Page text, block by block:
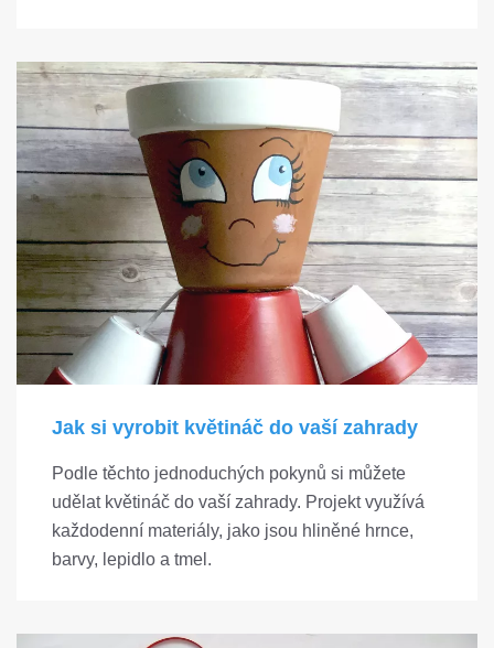
Jak si vyrobit květináč do vaší zahrady
Podle těchto jednoduchých pokynů si můžete
udělat květináč do vaší zahrady. Projekt využívá
každodenní materiály, jako jsou hliněné hrnce,
barvy, lepidlo a tmel.